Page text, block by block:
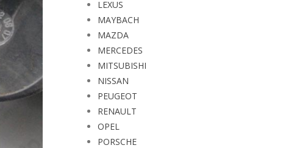
LEXUS
MAYBACH
MAZDA
MERCEDES
MITSUBISHI
NISSAN
PEUGEOT
RENAULT
OPEL
PORSCHE